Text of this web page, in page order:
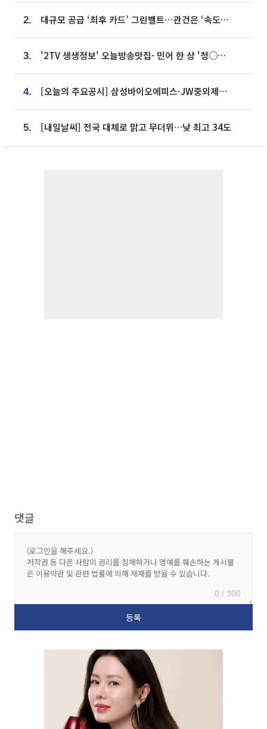
2. 대규모 공급 ‘최후 카드’ 그린벨트⋯관건은 ‘속도’ [주택공급 승부수의 조건]
3. '2TV 생생정보' 오늘방송맛집- 민어 한 상 '청○○○' vs 전복 한 상 '명○'
4. [오늘의 주요공시] 삼성바이오에피스·JW중외제약·한미반도체·SK바이오사이언스 등
5. [내일날씨] 전국 대체로 맑고 무더위…낮 최고 34도
댓글
0 / 300